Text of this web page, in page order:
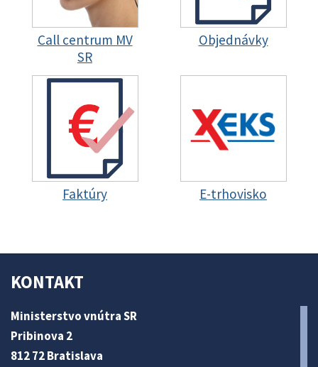
Call centrum MV
SR
Objednávky
Faktúry E-trhovisko
KONTAKT
Ministerstvo vnútra SR
Pribinova 2
812 72 Bratislava